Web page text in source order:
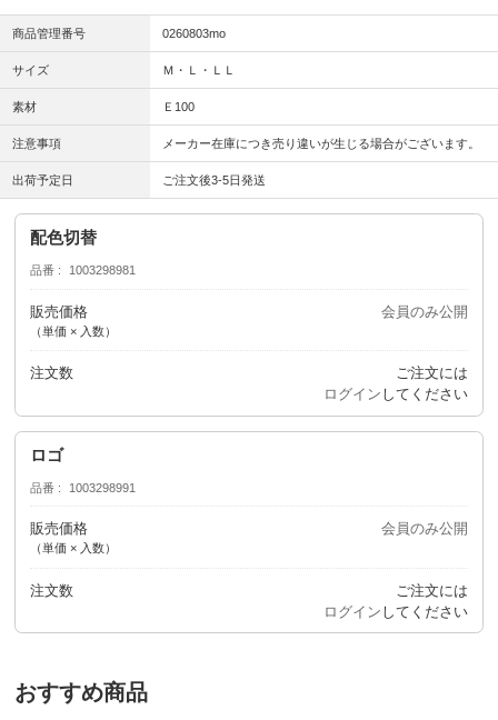
商品管理番号 0260803mo
サイズ Ｍ・Ｌ・ＬＬ
素材 Ｅ100
注意事項 メーカー在庫につき売り違いが生じる場合がございます。
出荷予定日 ご注文後3-5日発送
配色切替
品番 1003298981
販売価格
（単価 × 入数）
会員のみ公開
注文数
ご注文には
ログイン してください
ロゴ
品番 1003298991
販売価格
（単価 × 入数）
会員のみ公開
注文数
ご注文には
ログイン してください
おすすめ商品